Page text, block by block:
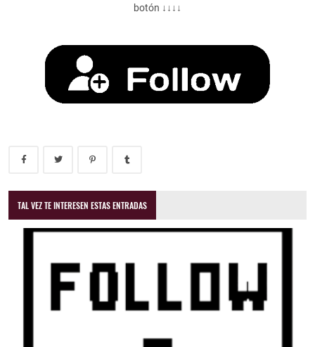
botón ↓↓↓↓
TAL VEZ TE INTERESEN ESTAS ENTRADAS